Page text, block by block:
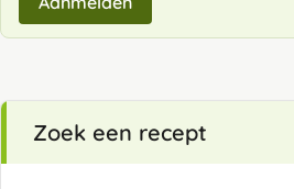
Zoek een recept